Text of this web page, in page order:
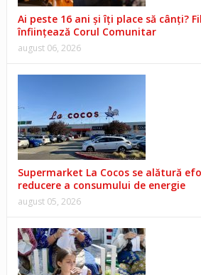
Ai peste 16 ani și îți place să cânți?
înființează Corul Comunitar
august 06, 2026
Supermarket La Cocos se alătură
reducere a consumului de energie
august 05, 2026